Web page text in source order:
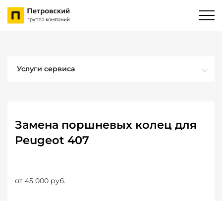
Услуги сервиса
Замена поршневых колец для
Peugeot 407
от 45 000 руб.